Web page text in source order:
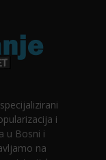
i
u Bosni i
na